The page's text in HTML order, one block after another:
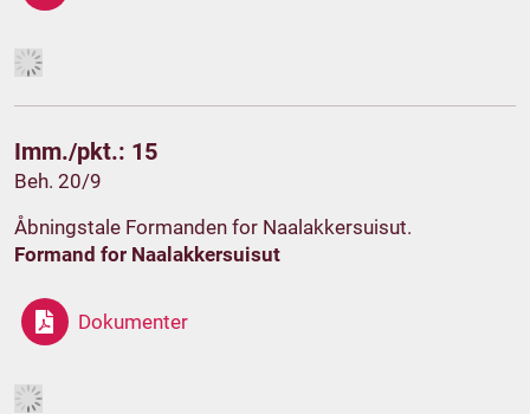
Imm./pkt.: 15
Beh. 20/9
Åbningstale Formanden for Naalakkersuisut.
Formand for Naalakkersuisut
Dokumenter